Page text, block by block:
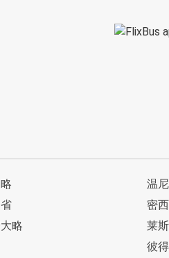
略
温
密
莱
彼